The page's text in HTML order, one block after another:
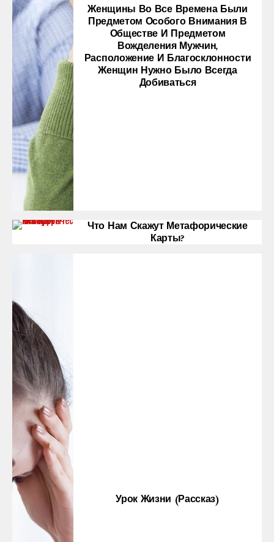
Женщины Во Все Времена Были
Предметом Особого Внимания В
Обществе И Предметом
Вожделения Мужчин,
Расположение И Благосклонности
Женщин Нужно Было Всегда
Добиваться
Что Нам Скажут Метафорические
Карты?
Урок Жизни (рассказ)